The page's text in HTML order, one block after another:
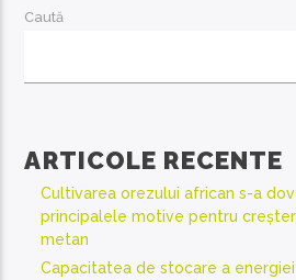
Caută
ARTICOLE RECENTE
Cultivarea orezului african s-a
principalele motive pentru
metan
Capacitatea de stocare a